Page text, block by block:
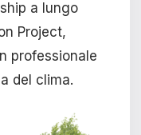
a lungo
Project,
professionale
del clima.